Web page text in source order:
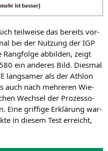
teil­wei­se das bereits vor­
bei der Nut­zung der IGP
Rang­fol­ge abbil­den, zeigt
ein ande­res Bild. Dies­mal
lang­sa­mer als der Ath­lon
auch nach meh­re­ren Wie­
Wech­sel der Pro­zes­so­
Eine grif­fi­ge Erklä­rung war­
in die­sem Test erreicht,